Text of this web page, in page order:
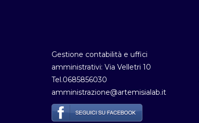
Gestione contabilità e uffici
amministrativi: Via Velletri 10
Tel.0685856030
amministrazione@artemisialab.it